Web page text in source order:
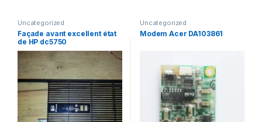
Uncategorized
Façade avant excellent état
de HP dc5750
Uncategorized
Modem Acer DA103861